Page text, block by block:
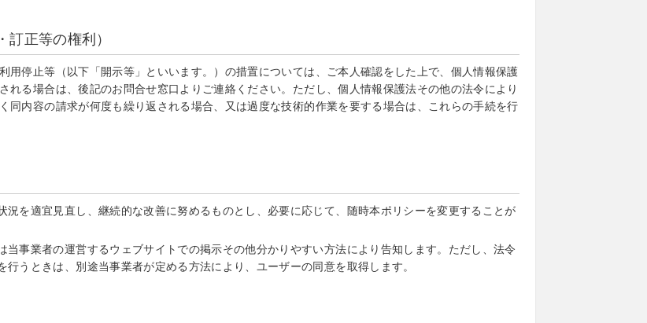
正等の権利）
用停止等（以下「開示等」といいます。）の措置については、ご本人確認をした上で、個人情報保護
れる場合は、後記のお問合せ窓口よりご連絡ください。ただし、個人情報保護法その他の法令により
同内容の請求が何度も繰り返される場合、又は過度な技術的作業を要する場合は、これらの手続を行
況を適宜見直し、継続的な改善に努めるものとし、必要に応じて、随時本ポリシーを変更することが
事業者の運営するウェブサイトでの掲示その他分かりやすい方法により告知します。ただし、法令
行うときは、別途当事業者が定める方法により、ユーザーの同意を取得します。